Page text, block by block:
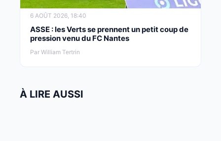
6 AOÛT 2026, 18:40
ASSE : les Verts se prennent un petit coup de
pression venu du FC Nantes
Par William Tertrin
À LIRE AUSSI